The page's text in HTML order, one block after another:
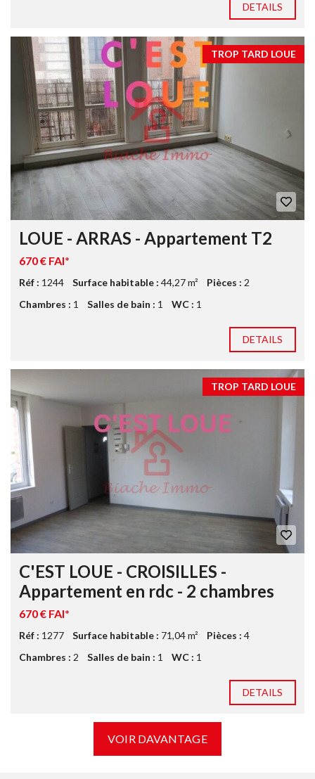
DETAILS
TROP TARD LOUE
LOUE - ARRAS - Appartement T2
670 € FAI*
Réf : 1244 Surface habitable : 44,27 m² Pièces : 2
Chambres : 1 Salles de bain : 1 WC : 1
DETAILS
TROP TARD LOUE
C'EST LOUE - CROISILLES -
Appartement en rdc - 2 chambres
670 € FAI*
Réf : 1277 Surface habitable : 71,04 m² Pièces : 4
Chambres : 2 Salles de bain : 1 WC : 1
DETAILS
VOIR DAVANTAGE